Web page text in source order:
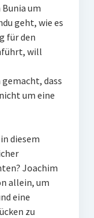
Bunia um
geht, wie es
für den
will
dass
um eine
diesem
Joachim
allein, um
eine
zu